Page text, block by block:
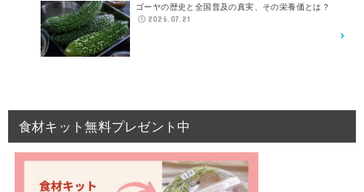
ゴーヤの歴史と全国普及の真実、その栄養価とは？
2026.07.21
食材キット無料プレゼント中